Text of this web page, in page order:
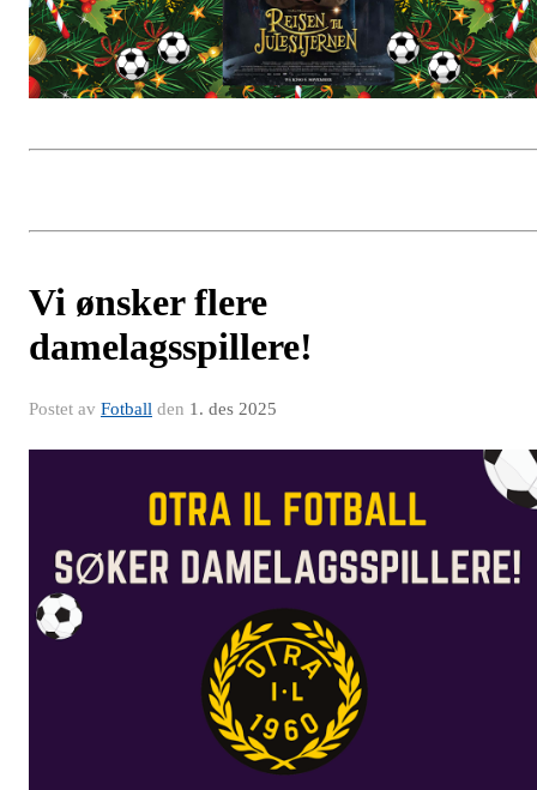
Vi ønsker flere
damelagsspillere!
Postet av Fotball den 1. des 2025